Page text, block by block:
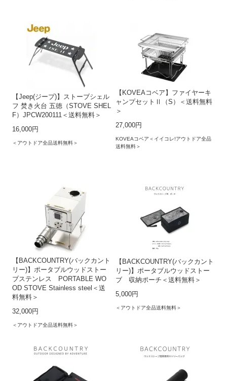
【Jeep(ジープ)】ストーブシェル
フ 焚き火台 五徳（STOVE SHEL
F）JPCW200111＜送料無料＞
16,000円
＜アウトドア全品送料無料＞
【KOVEAコベア】ファイヤーキ
ャンプセットⅡ（S）＜送料無料
＞
27,000円
KOVEAコベア＜イイコレ!アウトドア全品
送料無料＞
【BACKCOUNTRY(バックカント
リー)】ポータブルウッドストー
ブステンレス PORTABLE WO
OD STOVE Stainless steel＜送
料無料＞
32,000円
＜アウトドア全品送料無料＞
【BACKCOUNTRY(バックカント
リー)】ポータブルウッドストー
ブ 収納ポーチ＜送料無料＞
5,000円
＜アウトドア全品送料無料＞